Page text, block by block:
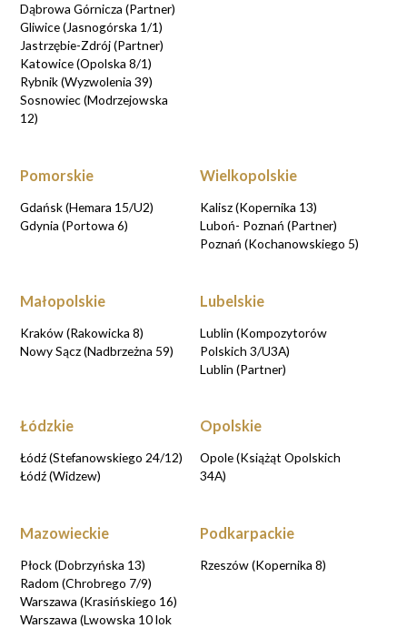
Dąbrowa Górnicza (Partner)
Gliwice (Jasnogórska 1/1)
Jastrzębie-Zdrój (Partner)
Katowice (Opolska 8/1)
Rybnik (Wyzwolenia 39)
Sosnowiec (Modrzejowska
12)
Pomorskie
Gdańsk (Hemara 15/U2)
Gdynia (Portowa 6)
Wielkopolskie
Kalisz (Kopernika 13)
Luboń- Poznań (Partner)
Poznań (Kochanowskiego 5)
Małopolskie
Kraków (Rakowicka 8)
Nowy Sącz (Nadbrzeżna 59)
Lubelskie
Lublin (Kompozytorów
Polskich 3/U3A)
Lublin (Partner)
Łódzkie
Łódź (Stefanowskiego 24/12)
Łódź (Widzew)
Opolskie
Opole (Książąt Opolskich
34A)
Mazowieckie
Płock (Dobrzyńska 13)
Radom (Chrobrego 7/9)
Warszawa (Krasińskiego 16)
Warszawa (Lwowska 10 lok
Podkarpackie
Rzeszów (Kopernika 8)